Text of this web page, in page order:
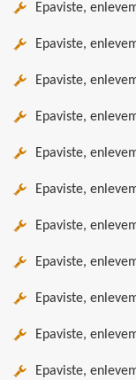
Epaviste,
Epaviste,
Epaviste,
Epaviste,
Epaviste,
Epaviste,
Epaviste,
Epaviste,
Epaviste,
Epaviste,
Epaviste,